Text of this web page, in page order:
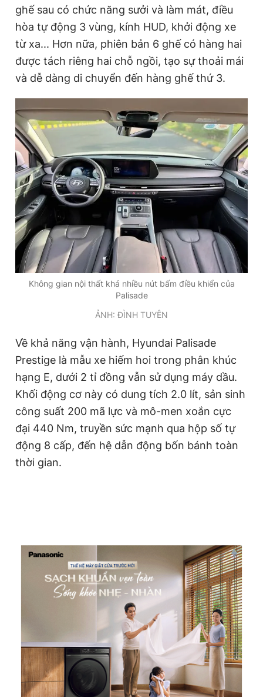
ghế sau có chức năng sưởi và làm mát, điều
hòa tự động 3 vùng, kính HUD, khởi động xe
từ xa... Hơn nữa, phiên bản 6 ghế có hàng hai
được tách riêng hai chỗ ngồi, tạo sự thoải mái
và dễ dàng di chuyển đến hàng ghế thứ 3.
Không gian nội thất khá nhiều nút bấm điều khiển của
Palisade
ẢNH: ĐÌNH TUYÊN
Về khả năng vận hành, Hyundai Palisade
Prestige là mẫu xe hiếm hoi trong phân khúc
hạng E, dưới 2 tỉ đồng vẫn sử dụng máy dầu.
Khối động cơ này có dung tích 2.0 lít, sản sinh
công suất 200 mã lực và mô-men xoắn cực
đại 440 Nm, truyền sức mạnh qua hộp số tự
động 8 cấp, đến hệ dẫn động bốn bánh toàn
thời gian.